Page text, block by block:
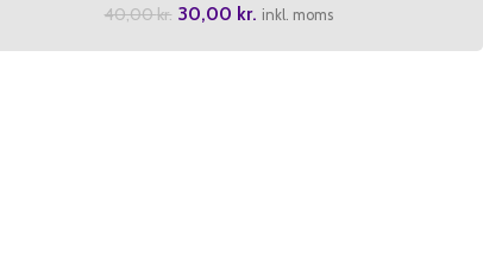
40,00kr. 30,00 kr. inkl. moms